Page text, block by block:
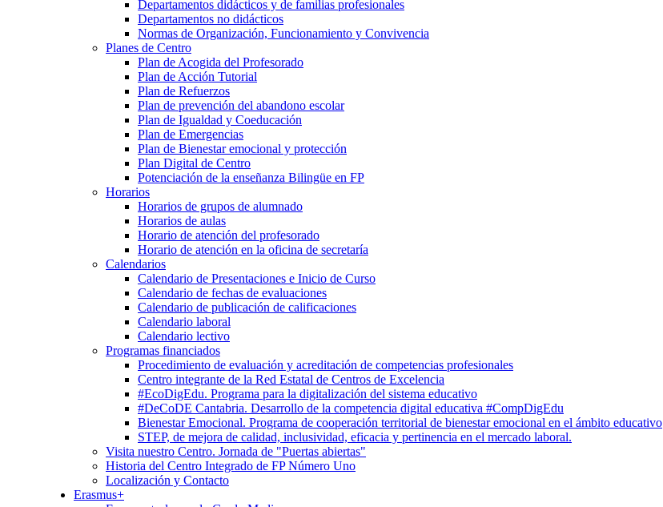
Departamentos didácticos y de familias profesionales
Departamentos no didácticos
Normas de Organización, Funcionamiento y Convivencia
Planes de Centro
Plan de Acogida del Profesorado
Plan de Acción Tutorial
Plan de Refuerzos
Plan de prevención del abandono escolar
Plan de Igualdad y Coeducación
Plan de Emergencias
Plan de Bienestar emocional y protección
Plan Digital de Centro
Potenciación de la enseñanza Bilingüe en FP
Horarios
Horarios de grupos de alumnado
Horarios de aulas
Horario de atención del profesorado
Horario de atención en la oficina de secretaría
Calendarios
Calendario de Presentaciones e Inicio de Curso
Calendario de fechas de evaluaciones
Calendario de publicación de calificaciones
Calendario laboral
Calendario lectivo
Programas financiados
Procedimiento de evaluación y acreditación de competencias profesionales
Centro integrante de la Red Estatal de Centros de Excelencia
#EcoDigEdu. Programa para la digitalización del sistema educativo
#DeCoDE Cantabria. Desarrollo de la competencia digital educativa #CompDigEdu
Bienestar Emocional. Programa de cooperación territorial de bienestar emocional en el ámbito educativo
STEP, de mejora de calidad, inclusividad, eficacia y pertinencia en el mercado laboral.
Visita nuestro Centro. Jornada de "Puertas abiertas"
Historia del Centro Integrado de FP Número Uno
Localización y Contacto
Erasmus+